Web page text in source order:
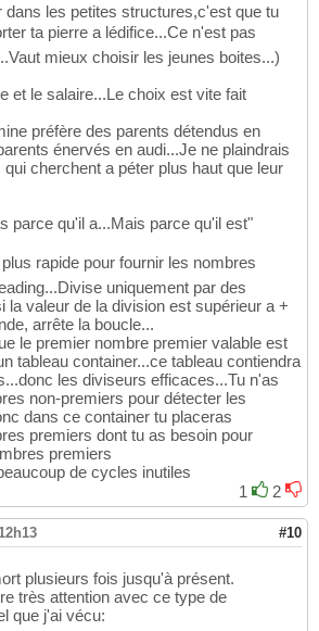
dans les petites structures,c'est que tu
ta pierre a lédifice...Ce n'est pas
mieux choisir les jeunes boites...)
et le salaire...Le choix est vite fait
préfère des parents détendus en
énervés en audi...Je ne plaindrais
cherchent a péter plus haut que leur
parce qu'il a...Mais parce qu'il est"
plus rapide pour fournir les nombres
uniquement par des
la valeur de la division est supérieur a +
arrête la boucle...
le premier nombre premier valable est
tableau container...ce tableau contiendra
les diviseurs efficaces...Tu n'as
non-premiers pour détecter les
dans ce container tu placeras
premiers dont tu as besoin pour
premiers
de cycles inutiles
1
2
#10
plusieurs fois jusqu'à présent.
très attention avec ce type de
que j'ai vécu: